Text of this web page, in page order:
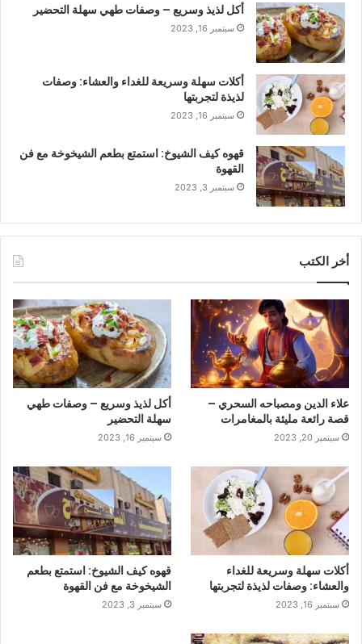
أكل لذيذ وسريع – وصفات طهي سهلة التحضير
سبتمبر 16, 2023
أكلات سهلة وسريعة للغداء والعشاء: وصفات
لذيذة لتجربتها
سبتمبر 16, 2023
قهوه كيف الشيوخ: استمتع بطعم الشيخوخة مع فن
القهوة
سبتمبر 3, 2023
أخر الكتب
علاء الدين ومصباحه السحري –
قصة رائعة مليئة بالمغامرات
سبتمبر 20, 2023
أكل لذيذ وسريع – وصفات طهي
سهلة التحضير
سبتمبر 16, 2023
أكلات سهلة وسريعة للغداء
والعشاء: وصفات لذيذة لتجربتها
سبتمبر 16, 2023
قهوه كيف الشيوخ: استمتع بطعم
الشيخوخة مع فن القهوة
سبتمبر 3, 2023